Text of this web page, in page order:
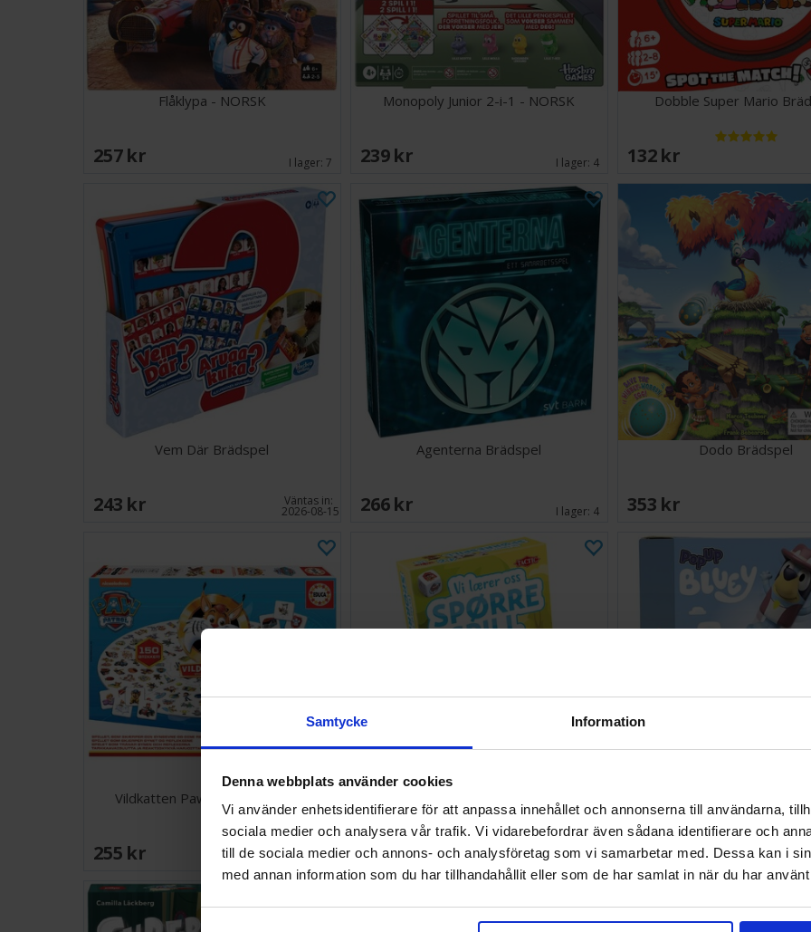
Samtycke Information
Denna webbplats använder cookies
Vi använder enhetsidentifierare för att anpassa innehållet och annonserna till användarna,
sociala medier och analysera vår trafik. Vi vidarebefordrar även sådana identifierare och
till de sociala medier och annons- och analysföretag som vi samarbetar med. Dessa kan i
med annan information som du har tillhandahållit eller som de har samlat in när du har
Flåklypa - NORSK
257 SEK I lager:7
Monopoly Junior 2-i-1 - NORSK
239 SEK I lager: 4
Dobble Super Mario
132 SEK
Vem Där Brädspel
243 SEK Väntas in:
2026-08-15
Agenterna Brädspel
266 SEK I lager: 4
Dodo Brädspel
353 SEK
Vildkatten Paw Patrol Brädspel
255 SEK I lager:5 155 SEK I lager: 1 207 SEK